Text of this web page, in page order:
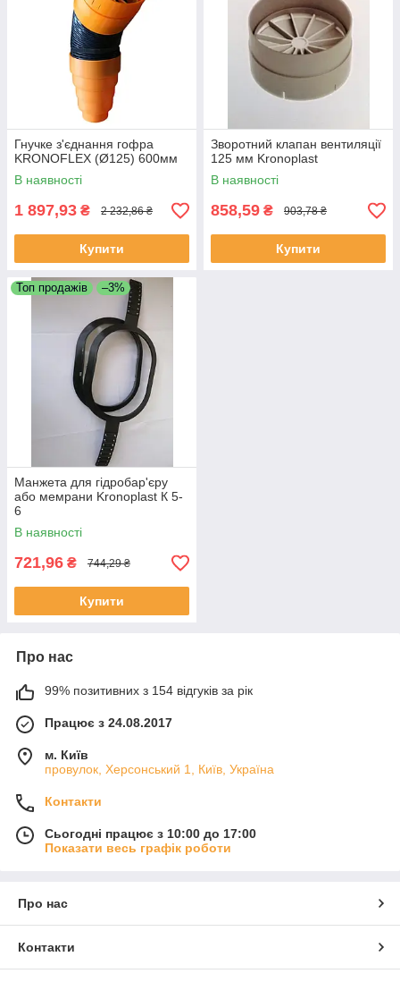
Гнучке з'єднання гофра
KRONOFLEX (Ø125) 600мм
В наявності
1 897,93 ₴ 2 232,86 ₴
Купити
Зворотний клапан вентиляції
125 мм Kronoplast
В наявності
858,59 ₴ 903,78 ₴
Купити
Топ продажів –3%
Манжета для гідробар'єру
або мемрани Kronoplast К 5-
6
В наявності
721,96 ₴ 744,29 ₴
Купити
Про нас
99% позитивних з 154 відгуків за рік
Працює з 24.08.2017
м. Київ
провулок, Херсонський 1, Київ, Україна
Контакти
Сьогодні працює з 10:00 до 17:00
Показати весь графік роботи
Про нас
Контакти